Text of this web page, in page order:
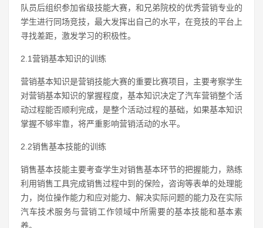
队员后组织参加省级技能大赛，和兄弟院校的优秀营销专业的
学生进行同场竞技，最大发挥出自己的水平，在竞技的平台上
寻找差距，激发学习的积极性。
2.1营销基本知识的训练
营销基本知识是营销技能大赛的重要比赛项目，主要考察学生
对营销基本知识的掌握程度，基本知识决定了汽车营销整个活
动过程能否顺利完成，是整个活动过程的基础，如果基本知识
掌握不够牢靠，将严重影响营销活动的水平。
2.2销售基本技能的训练
销售基本技能主要考查学生对销售基本环节的把握能力，熟练
利用销售工具完成销售过程中到的保险，咨询等表单的处理能
力，岗位操作能力和应对能力、解决实际问题的能力及在实际
汽车技术服务与营销工作领域中所需要的基本技能和基本素
养。